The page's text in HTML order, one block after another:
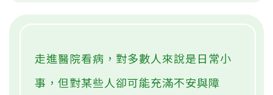
走進醫院看病，對多數人來說是日常小
事，但對某些人卻可能充滿不安與障